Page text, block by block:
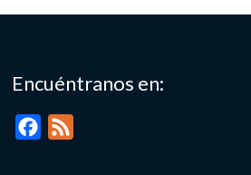
Encuéntranos en: